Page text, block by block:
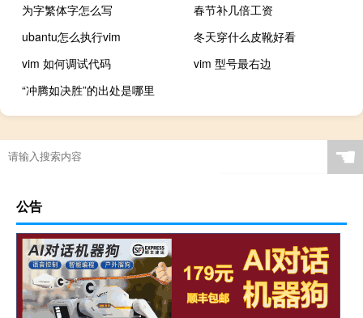
为字繁体字怎么写
春节补几倍工资
ubantu怎么执行vim
冬天穿什么皮靴好看
vim 如何调试代码
vim 型号最右边
“冲腾如决胜”的出处是哪里
☚
公告